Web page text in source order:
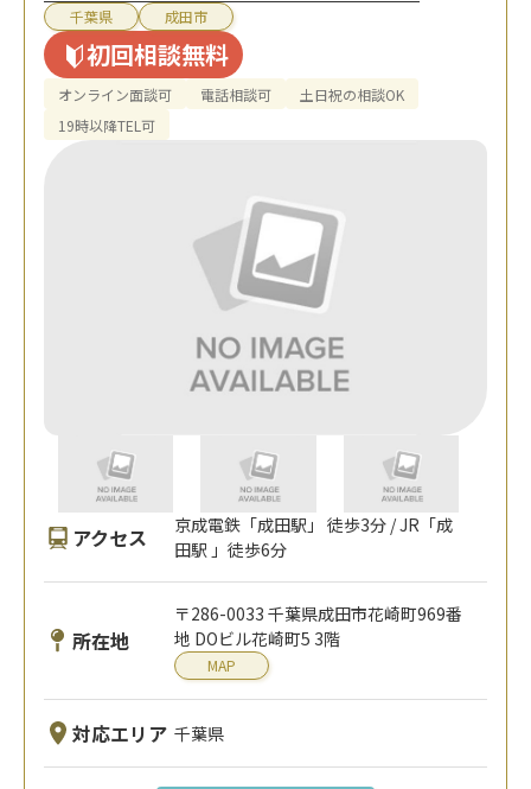
千葉県 成田市
初回相談無料
オンライン面談可 電話相談可
土日祝の相談OK
19時以降TEL可
アクセス
京成電鉄「成田駅」 徒歩3分 / JR「成
田駅 」徒歩6分
所在地
〒286-0033 千葉県成田市花崎町969番
地 DOビル花崎町5 3階
MAP
対応エリア 千葉県